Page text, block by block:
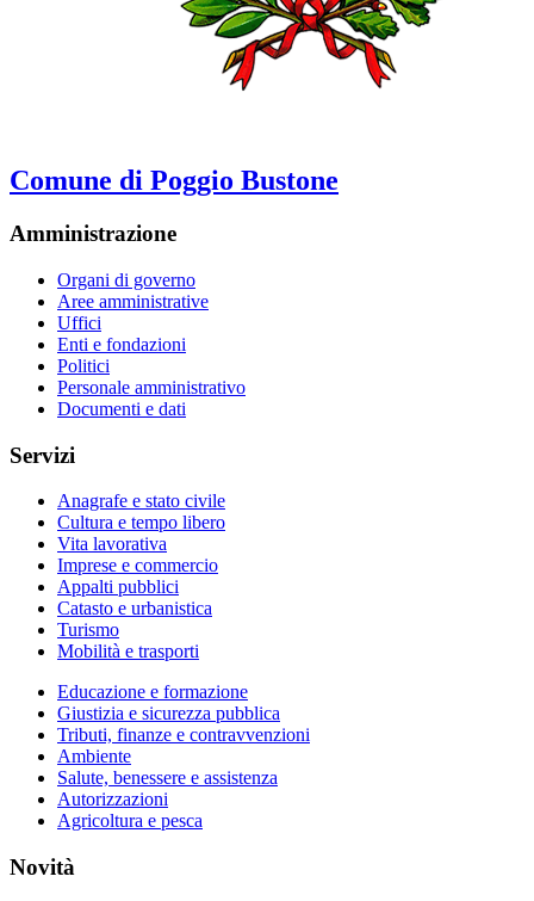
Comune di Poggio Bustone
Amministrazione
Organi di governo
Aree amministrative
Uffici
Enti e fondazioni
Politici
Personale amministrativo
Documenti e dati
Servizi
Anagrafe e stato civile
Cultura e tempo libero
Vita lavorativa
Imprese e commercio
Appalti pubblici
Catasto e urbanistica
Turismo
Mobilità e trasporti
Educazione e formazione
Giustizia e sicurezza pubblica
Tributi, finanze e contravvenzioni
Ambiente
Salute, benessere e assistenza
Autorizzazioni
Agricoltura e pesca
Novità